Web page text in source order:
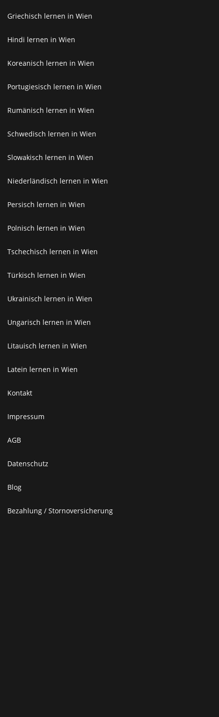
Griechisch lernen in Wien
Hindi lernen in Wien
Koreanisch lernen in Wien
Portugiesisch lernen in Wien
Rumänisch lernen in Wien
Schwedisch lernen in Wien
Slowakisch lernen in Wien
Niederländisch lernen in Wien
Persisch lernen in Wien
Polnisch lernen in Wien
Tschechisch lernen in Wien
Türkisch lernen in Wien
Ukrainisch lernen in Wien
Ungarisch lernen in Wien
Litauisch lernen in Wien
Latein lernen in Wien
Kontakt
Impressum
AGB
Datenschutz
Blog
Bezahlung / Stornoversicherung